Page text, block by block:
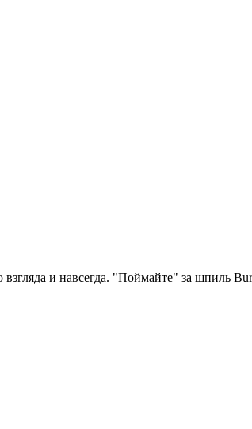
и навсегда. "Поймайте" за шпиль